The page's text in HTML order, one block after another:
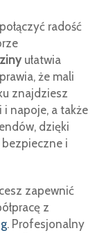
radość
ułatwia
że mali
znajdziesz
i napoje, a także
dzięki
i
zapewnić
z
. Profesjonalny